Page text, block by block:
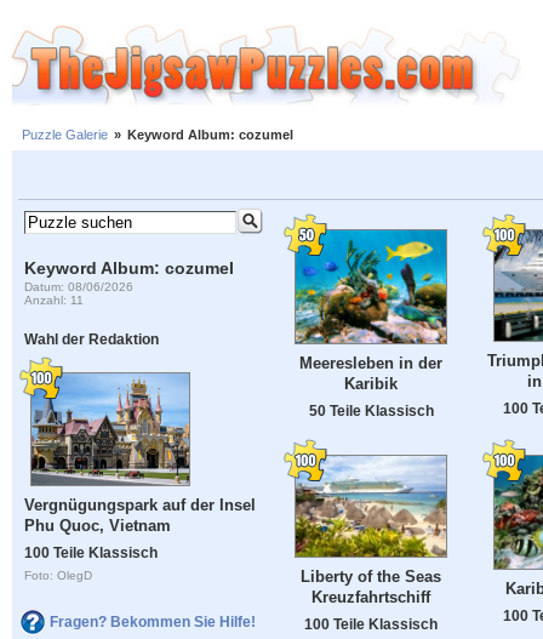
Puzzle Galerie » Keyword Album: cozumel
Keyword Album: cozumel
Datum: 08/06/2026
Anzahl: 11
Wahl der Redaktion
Vergnügungspark auf der Insel
Phu Quoc, Vietnam
100 Teile Klassisch
Foto: OlegD
Fragen? Bekommen Sie Hilfe!
Meeresleben in der
Karibik
50 Teile Klassisch 100
Liberty of the Seas
Kreuzfahrtschiff
100 Teile Klassisch 100